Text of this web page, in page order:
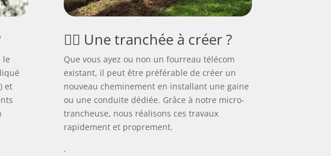
le
et
👷‍♂️ Une tranchée à créer ?
Que vous ayez ou non un fourreau télécom
existant, il peut être préférable de créer un
nouveau cheminement en installant une gaine
ou une conduite dédiée. Grâce à notre micro-
trancheuse, nous réalisons ces travaux
rapidement et proprement.
.